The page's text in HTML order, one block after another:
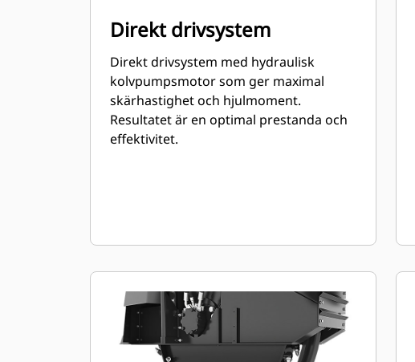
Direkt drivsystem
Direkt drivsystem med hydraulisk
kolvpumpsmotor som ger maximal
skärhastighet och hjulmoment.
Resultatet är en optimal prestanda och
effektivitet.